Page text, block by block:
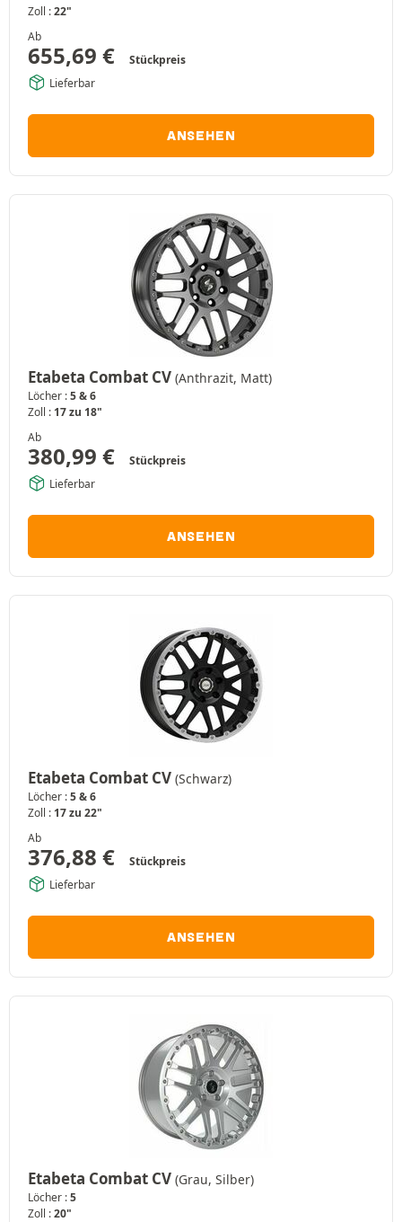
Zoll :22"
Ab
655,69 €
Stückpreis
Lieferbar
ANSEHEN
Etabeta Combat CV (Anthrazit, Matt)
Löcher :5 & 6
Zoll : 17 zu 18"
Ab
380,99 €
Stückpreis
Lieferbar
ANSEHEN
Etabeta Combat CV (Schwarz)
Löcher :5 & 6
Zoll : 17 zu 22"
Ab
376,88 €
Stückpreis
Lieferbar
ANSEHEN
Etabeta Combat CV (Grau, Silber)
Löcher :5
Zoll :20"